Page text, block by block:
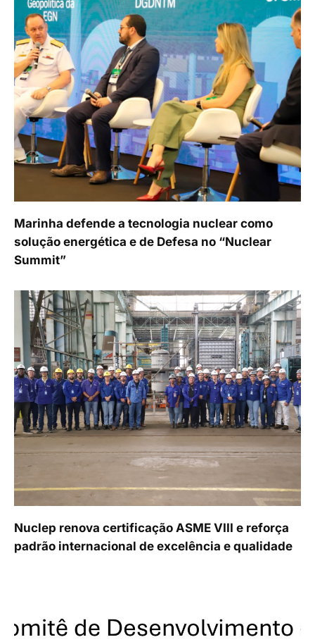
Marinha defende a tecnologia nuclear como
solução energética e de Defesa no “Nuclear
Summit”
Nuclep renova certificação ASME VIII e reforça
padrão internacional de excelência e qualidade